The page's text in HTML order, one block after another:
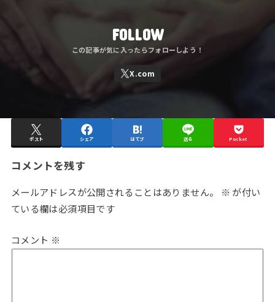
FOLLOW
ポスト シェア はてブ 送る Pocket
コメントを残す
メールアドレスが公開されることはありません。 ※ が付い
ている欄は必須項目です
コメント ※